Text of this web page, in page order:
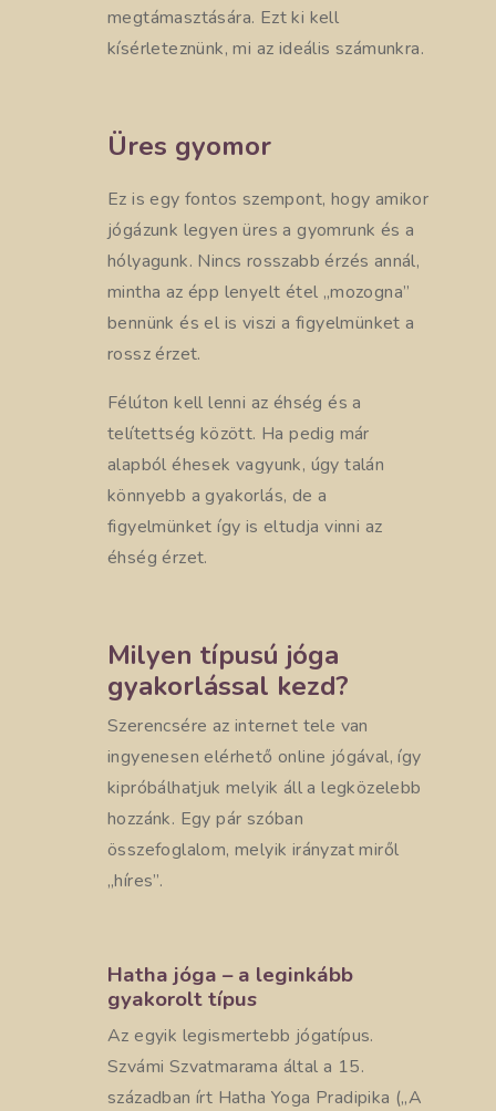
megtámasztására. Ezt ki kell
kísérleteznünk, mi az ideális számunkra.
Üres gyomor
Ez is egy fontos szempont, hogy amikor
jógázunk legyen üres a gyomrunk és a
hólyagunk. Nincs rosszabb érzés annál,
mintha az épp lenyelt étel „mozogna”
bennünk és el is viszi a figyelmünket a
rossz érzet.
Félúton kell lenni az éhség és a
telítettség között. Ha pedig már
alapból éhesek vagyunk, úgy talán
könnyebb a gyakorlás, de a
figyelmünket így is eltudja vinni az
éhség érzet.
Milyen típusú jóga
gyakorlással kezd?
Szerencsére az internet tele van
ingyenesen elérhető online jógával, így
kipróbálhatjuk melyik áll a legközelebb
hozzánk. Egy pár szóban
összefoglalom, melyik irányzat miről
„híres”.
Hatha jóga – a leginkább
gyakorolt típus
Az egyik legismertebb jógatípus.
Szvámi Szvatmarama által a 15.
században írt Hatha Yoga Pradipika („A